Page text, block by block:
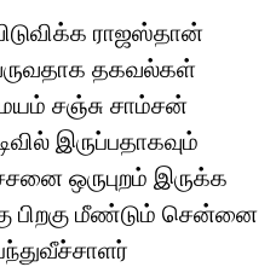
ராஜஸ்தான்
தகவல்கள்
சஞ்சு சாம்சன்
இருப்பதாகவும்
ஒருபுறம் இருக்க
பிறகு மீண்டும் சென்னை